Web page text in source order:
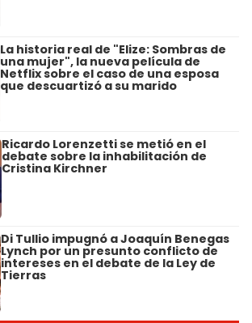
La historia real de "Elize: Sombras de
una mujer", la nueva película de
Netflix sobre el caso de una esposa
que descuartizó a su marido
Ricardo Lorenzetti se metió en el
debate sobre la inhabilitación de
Cristina Kirchner
Di Tullio impugnó a Joaquín Benegas
Lynch por un presunto conflicto de
intereses en el debate de la Ley de
Tierras